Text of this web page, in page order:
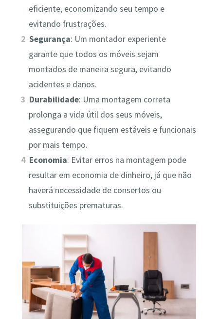
eficiente, economizando seu tempo e
evitando frustrações.
Segurança: Um montador experiente
garante que todos os móveis sejam
montados de maneira segura, evitando
acidentes e danos.
Durabilidade: Uma montagem correta
prolonga a vida útil dos seus móveis,
assegurando que fiquem estáveis e funcionais
por mais tempo.
Economia: Evitar erros na montagem pode
resultar em economia de dinheiro, já que não
haverá necessidade de consertos ou
substituições prematuras.